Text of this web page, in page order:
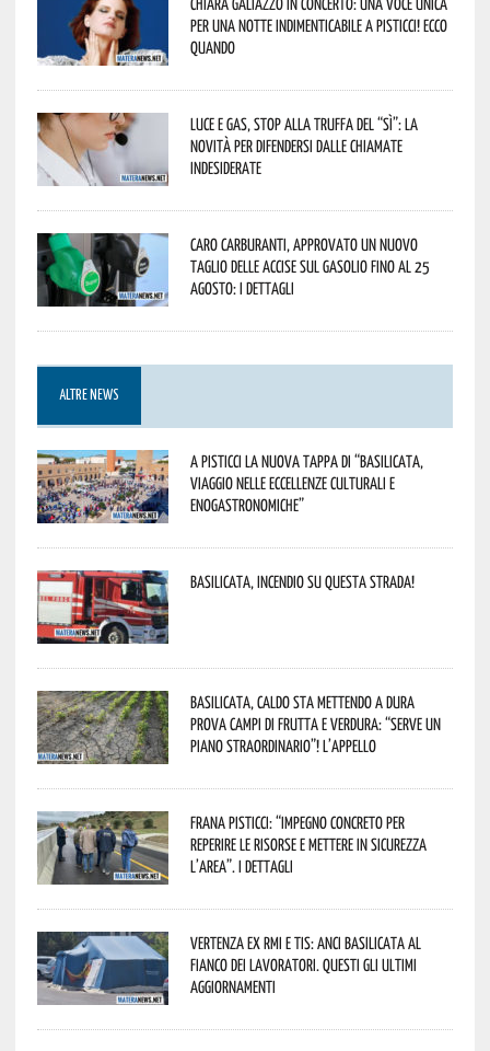
per una notte indimenticabile a Pisticci! Ecco
quando
Luce e gas, stop alla truffa del “Sì”: la
novità per difendersi dalle chiamate
indesiderate
Caro carburanti, approvato un nuovo
taglio delle accise sul gasolio fino al 25
agosto: i dettagli
ALTRE NEWS
A Pisticci la nuova tappa di “Basilicata,
viaggio nelle eccellenze culturali e
enogastronomiche”
Basilicata, incendio su questa strada!
Basilicata, caldo sta mettendo a dura
prova campi di frutta e verdura: “Serve un
piano straordinario”! L’appello
Frana Pisticci: “Impegno concreto per
reperire le risorse e mettere in sicurezza
l’area”. I dettagli
Vertenza ex RMI e TIS: ANCI Basilicata al
fianco dei lavoratori. Questi gli ultimi
aggiornamenti